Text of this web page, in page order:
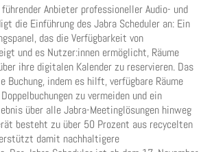
Anbieter professioneller Audio- und
die Einführung des Jabra Scheduler an: Ein
das die Verfügbarkeit von
und es Nutzer:innen ermöglicht, Räume
ihre digitalen Kalender zu reservieren. Das
Buchung, indem es hilft, verfügbare Räume
zu vermeiden und ein
über alle Jabra-Meetinglösungen hinweg
besteht zu über 50 Prozent aus recycelten
damit nachhaltigere